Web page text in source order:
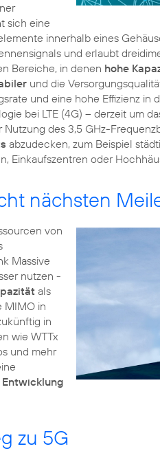
sich eine
innerhalb eines
und erlaubt
Bereiche, in denen hohe
und die
und eine hohe Effizienz in
bei LTE (4G) – derzeit um
des 3,5 GHz-
abzudecken, zum Beispiel
Einkaufszentren oder
nächsten
von
Massive
nutzen -
als
MIMO in
in
wie WTTx
und mehr
zu 5G